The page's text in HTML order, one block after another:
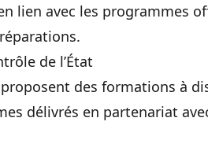
lien avec les programmes
de l’État
des formations à
délivrés en partenariat